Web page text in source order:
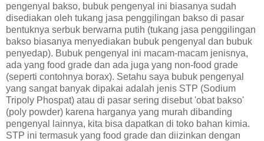
pengenyal bakso, bubuk pengenyal ini biasanya sudah
disediakan oleh tukang jasa penggilingan bakso di pasar
bentuknya serbuk berwarna putih (tukang jasa penggilingan
bakso biasanya menyediakan bubuk pengenyal dan bubuk
penyedap). Bubuk pengenyal ini macam-macam jenisnya,
ada yang food grade dan ada juga yang non-food grade
(seperti contohnya borax). Setahu saya bubuk pengenyal
yang sangat banyak dipakai adalah jenis STP (Sodium
Tripoly Phospat) atau di pasar sering disebut 'obat bakso'
(poly powder) karena harganya yang murah dibanding
pengenyal lainnya, kita bisa dapatkan di toko bahan kimia.
STP ini termasuk yang food grade dan diizinkan dengan